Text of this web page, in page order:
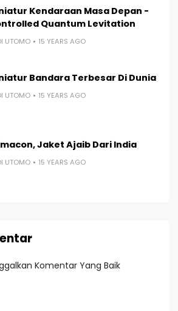
Kendaraan Masa Depan -
Quantum Levitation
UTOMO 15 YEARS AGO
Bandara Terbesar Di Dunia
UTOMO 15 YEARS AGO
Jaket Ajaib Dari India
UTOMO 15 YEARS AGO
Komentar Yang Baik